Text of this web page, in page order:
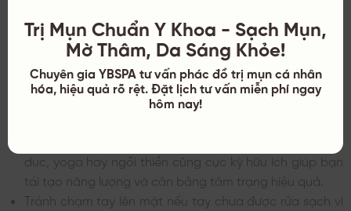
Giấc ngủ chất lượng giúp cơ thể phục hồi và tái tạo da
vì thế nên ngủ trước 11 giờ, bảo đảm ngủ đủ ít nhất 7-8
tiếng mỗi đêm và hạn chế thức khuya để cho những cơ
quan trong hệ bài tiết được làm việc hiệu quả hơn.
dục, yoga hay ngồi thiền cũng cực kỳ hữu ích giúp bạn
tái tạo năng lượng và cân bằng tâm trạng hiệu quả.
Tránh chạm tay lên mặt nếu tay chưa được rửa sạch vì
Trị Mụn Chuẩn Y Khoa - Sạch Mụn,
Mờ Thâm, Da Sáng Khỏe!
Chuyên gia YBSPA tư vấn phác đồ trị mụn cá nhân
hóa, hiệu quả rõ rệt. Đặt lịch tư vấn miễn phí ngay
hôm nay!